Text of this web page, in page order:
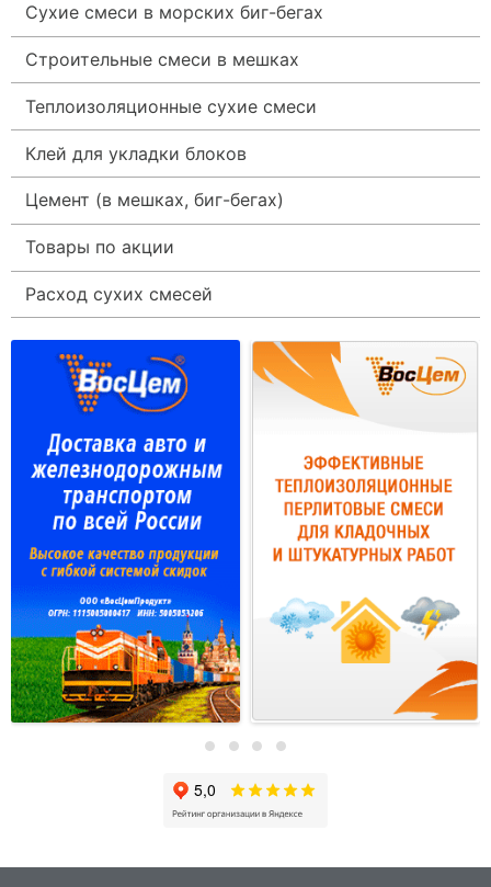
Сухие смеси в морских биг-бегах
Строительные смеси в мешках
Теплоизоляционные сухие смеси
Клей для укладки блоков
Цемент (в мешках, биг-бегах)
Товары по акции
Расход сухих смесей